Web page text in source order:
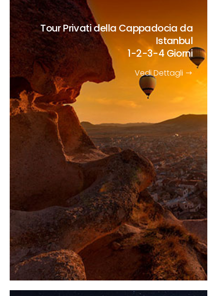
Tour Privati della Cappadocia da
Istanbul
1-2-3-4 Giorni
Vedi Dettagli